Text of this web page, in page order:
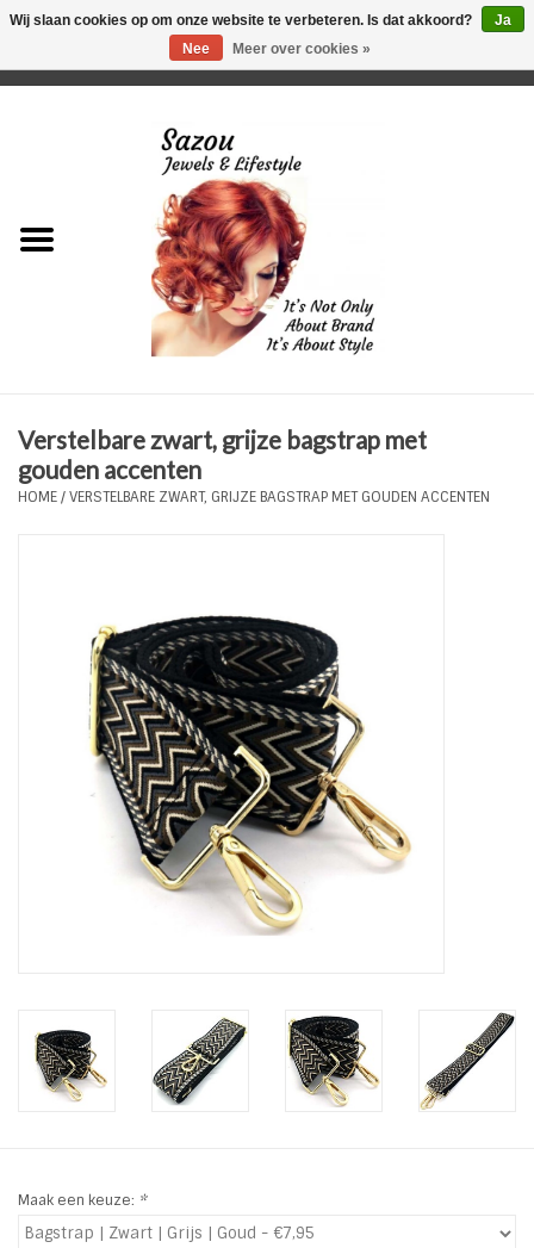
Just for Him
Plus Size Sieraden
Haaraccesoires
Zonnebrillen
LIFESTYLE PRODUCTEN
Verstelbare zwart, grijze bagstrap met
gouden accenten
HOME/VERSTELBARE ZWART, GRIJZE BAGSTRAP MET GOUDEN ACCENTEN
Maak een keuze: *
Wij slaan cookies op om onze website te verbeteren. Is dat akkoord?
Ja
Nee
Meer over cookies »